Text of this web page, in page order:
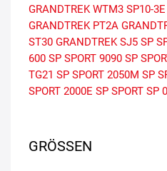
GRANDTREK WTM3 SP10-3E
GRANDTREK PT2A
ST30 GRANDTREK SJ5 SP
600 SP SPORT 9090 SP
TG21 SP SPORT 2050M SP
SPORT 2000E SP SPORT SP
GRÖSSEN